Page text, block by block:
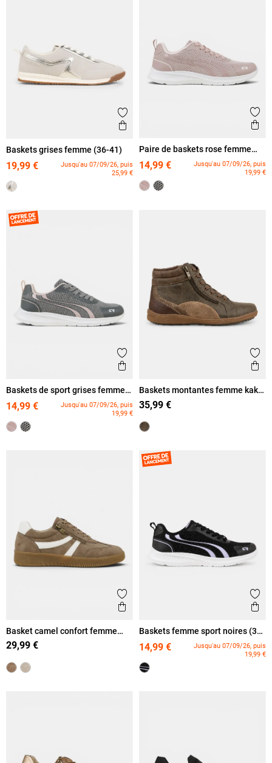
Ajouter aux favoris
Aperçu rapide
Baskets grises femme (36-41)
19,99 €
Jusqu'au 07/09/26, puis
25,99 €
Paire de baskets rose femme
14,99 €
Jusqu'au 07/09/26, puis
19,99 €
Ajouter aux favoris
Aperçu rapide
Baskets de sport grises femme
(36-42)
14,99 €
Jusqu'au 07/09/26, puis
19,99 €
Baskets montantes femme kaki
(36-41)
35,99 €
Ajouter aux favoris
Aperçu rapide
Basket camel confort femme
(36-41)
29,99 €
Baskets femme sport noires (36-
14,99 €
Jusqu'au 07/09/26, puis
19,99 €